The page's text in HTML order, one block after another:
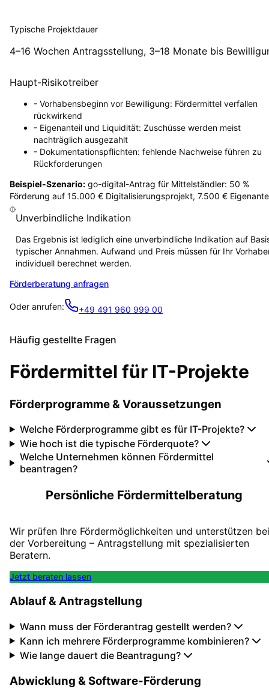
Typische Projektdauer
4–16 Wochen Antragsstellung, 3–18 Monate bis
Haupt-Risikotreiber
- Vorhabensbeginn vor Bewilligung: Fördermittel verfallen
rückwirkend
- Eigenanteil und Liquidität: Zuschüsse werden meist
nachträglich ausgezahlt
- Dokumentationspflichten: fehlende Nachweise führen zu
Rückforderungen
Beispiel-Szenario: go-digital-Antrag für Mittelständler: 50 %
Förderung auf 15.000 € Digitalisierungsprojekt, 7.500 €
Unverbindliche Indikation
Das Ergebnis ist lediglich eine unverbindliche Indikation auf
typischer Annahmen. Aufwand und Preis müssen für Ihr
individuell berechnet werden.
Förderberatung anfragen
Oder anrufen: +49 491 960 999 00
Häufig gestellte Fragen
Fördermittel für IT-Projekte
Förderprogramme & Voraussetzungen
Welche Förderprogramme gibt es für IT-Projekte?
Wie hoch ist die typische Förderquote?
Welche Unternehmen können Fördermittel
beantragen?
Persönliche Fördermittelberatung
Wir prüfen Ihre Fördermöglichkeiten und unterstützen bei
der Vorbereitung – Antragstellung mit spezialisierten
Beratern.
Jetzt beraten lassen
Ablauf & Antragstellung
Wann muss der Förderantrag gestellt werden?
Kann ich mehrere Förderprogramme kombinieren?
Wie lange dauert die Beantragung?
Abwicklung & Software-Förderung